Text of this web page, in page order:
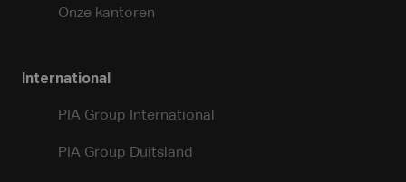
Onze kantoren
International
PIA Group International
PIA Group Duitsland